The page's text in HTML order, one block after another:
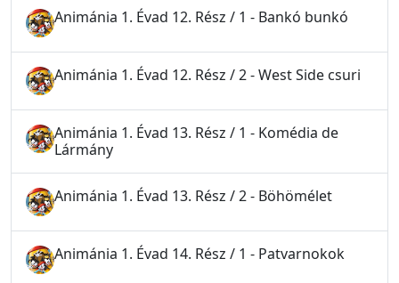
Animánia 1. Évad 12. Rész / 1 - Bankó bunkó
Animánia 1. Évad 12. Rész / 2 - West Side csuri
Animánia 1. Évad 13. Rész / 1 - Komédia de
Lármány
Animánia 1. Évad 13. Rész / 2 - Böhömélet
Animánia 1. Évad 14. Rész / 1 - Patvarnokok